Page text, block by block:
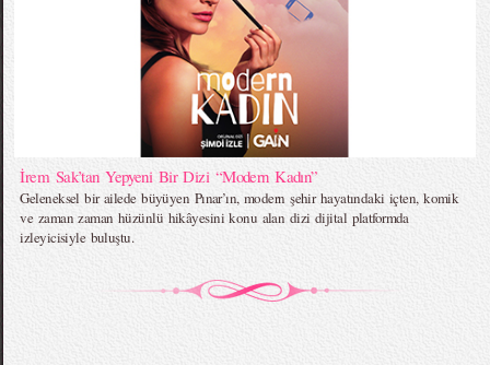
İrem Sak’tan Yepyeni Bir Dizi “Modern Kadın”
Geleneksel bir ailede büyüyen Pınar’ın, modern şehir hayatındaki içten, komik
ve zaman zaman hüzünlü hikâyesini konu alan dizi dijital platformda
izleyicisiyle buluştu.